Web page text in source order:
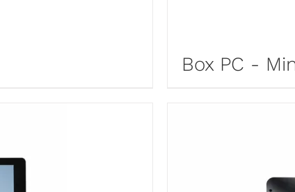
Box PC -